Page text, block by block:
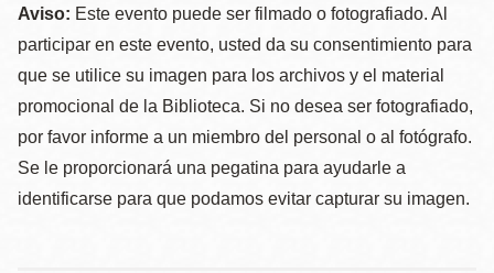
Aviso: Este evento puede ser filmado o fotografiado. Al
participar en este evento, usted da su consentimiento para
que se utilice su imagen para los archivos y el material
promocional de la Biblioteca. Si no desea ser fotografiado,
por favor informe a un miembro del personal o al fotógrafo.
Se le proporcionará una pegatina para ayudarle a
identificarse para que podamos evitar capturar su imagen.